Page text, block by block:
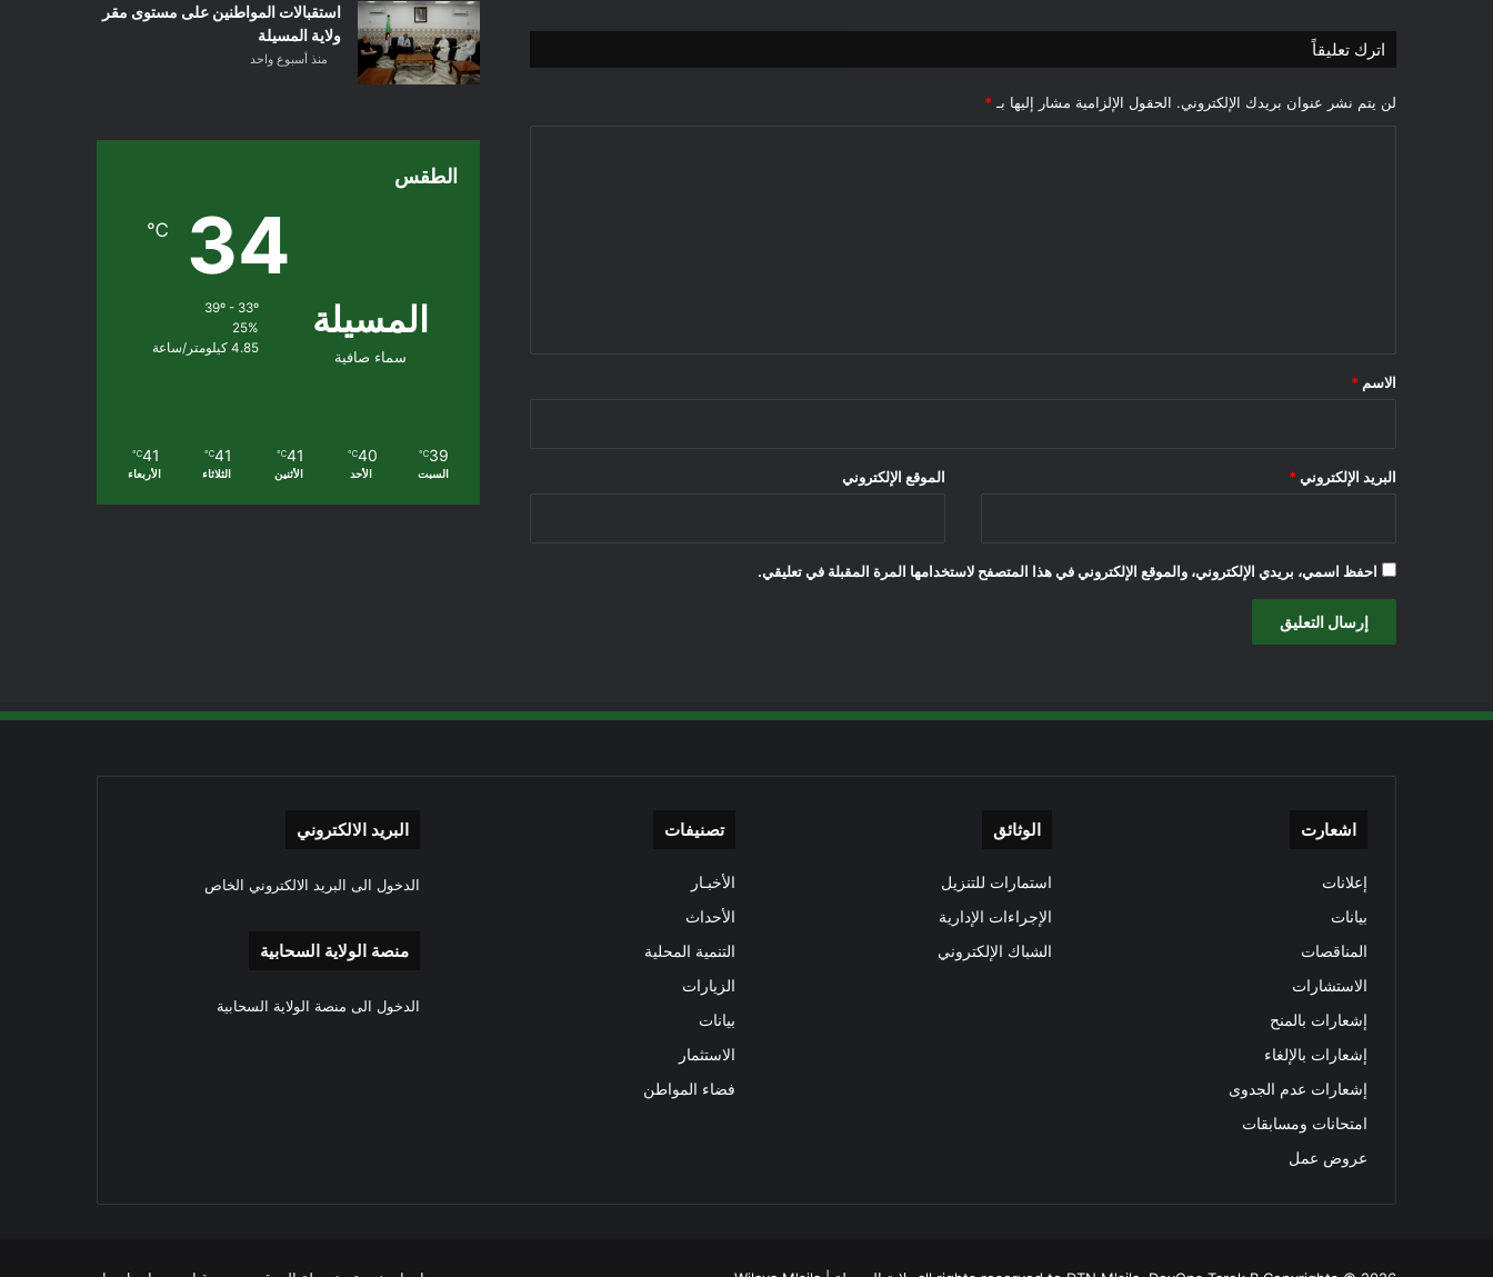
اترك تعليقاً
لن يتم نشر عنوان بريدك الإلكتروني. الحقول الإلزامية مشار إليها بـ *
*
الاسم *
البريد الإلكتروني * الموقع الإلكتروني
احفظ اسمي، بريدي الإلكتروني، والموقع الإلكتروني في هذا المتصفح لاستخدامها المرة المقبلة في تعليقي.
استقبالات المواطنين على مستوى مقر
ولاية المسيلة
منذ أسبوع واحد
الطقس
المسيلة
سماء صافية
34
℃
25%
4.85 كيلومتر/ساعة
39
℃
السبت
40
℃
الأحد
41
℃
الأثنين
41
℃
الثلاثاء
41
℃
الأربعاء
اشعارت
إعلانات
بيانات
المناقصات
الاستشارات
إشعارات بالمنح
إشعارات بالإلغاء
إشعارات عدم الجدوى
امتحانات ومسابقات
عروض عمل
الوثائق
استمارات للتنزيل
الإجراءات الإدارية
الشباك الإلكتروني
تصنيفات
الأخبـار
الأحداث
التنمية المحلية
الزيارات
بيانات
الاستثمار
فضاء المواطن
البريد الالكتروني
الدخول الى البريد الالكتروني الخاص
منصة الولاية السحابية
الدخول الى منصة الولاية السحابية